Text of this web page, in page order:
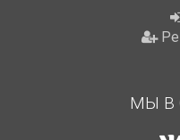
МЫ В